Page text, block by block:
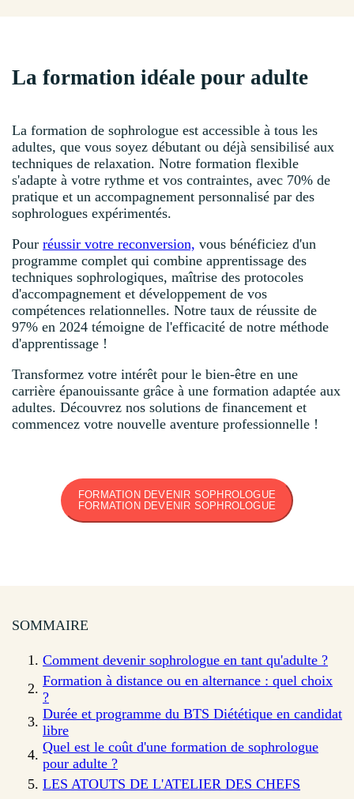
La formation idéale pour adulte
La formation de sophrologue est accessible à tous les
adultes, que vous soyez débutant ou déjà sensibilisé aux
techniques de relaxation. Notre formation flexible
s'adapte à votre rythme et vos contraintes, avec 70% de
pratique et un accompagnement personnalisé par des
sophrologues expérimentés.
Pour réussir votre reconversion, vous bénéficiez d'un
programme complet qui combine apprentissage des
techniques sophrologiques, maîtrise des protocoles
d'accompagnement et développement de vos
compétences relationnelles. Notre taux de réussite de
97% en 2024 témoigne de l'efficacité de notre méthode
d'apprentissage !
Transformez votre intérêt pour le bien-être en une
carrière épanouissante grâce à une formation adaptée aux
adultes. Découvrez nos solutions de financement et
commencez votre nouvelle aventure professionnelle !
FORMATION DEVENIR SOPHROLOGUE
FORMATION DEVENIR SOPHROLOGUE
SOMMAIRE
Comment devenir sophrologue en tant qu'adulte ?
Formation à distance ou en alternance : quel choix
?
Durée et programme du BTS Diététique en candidat
libre
Quel est le coût d'une formation de sophrologue
pour adulte ?
LES ATOUTS DE L'ATELIER DES CHEFS